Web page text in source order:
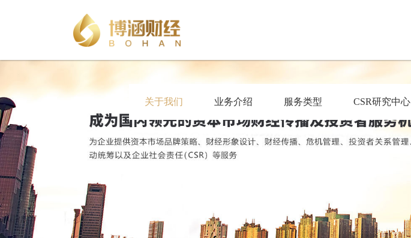
关于我们 业务介绍 服务类型 CSR研究中心